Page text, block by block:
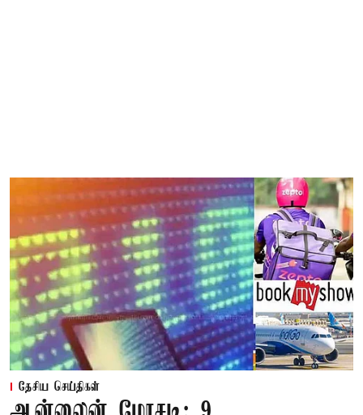
தேசிய செய்திகள்